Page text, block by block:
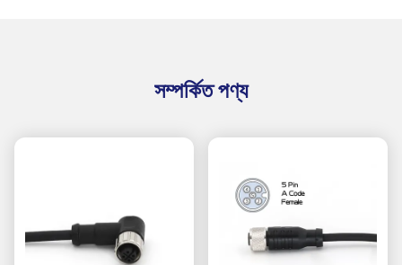
সম্পর্কিত পণ্য